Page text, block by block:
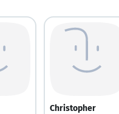
Christopher